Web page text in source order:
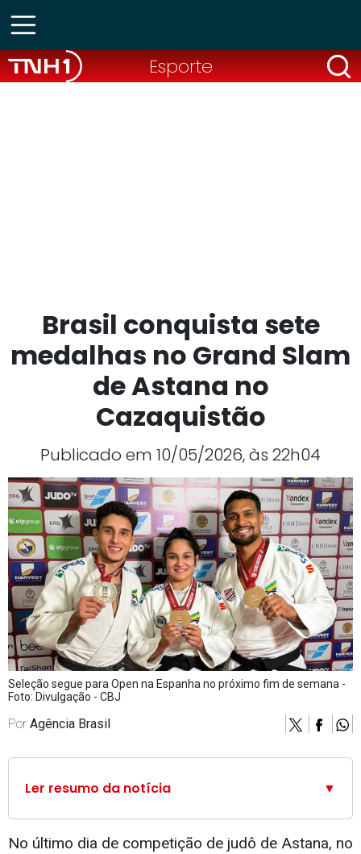
Esporte
Brasil conquista sete
medalhas no Grand Slam
de Astana no
Cazaquistão
Publicado em 10/05/2026, às 22h04
Seleção segue para Open na Espanha no próximo fim de semana -
Foto: Divulgação - CBJ
Por Agência Brasil
Ler resumo da notícia ▼
No último dia de competição de judô de Astana, no